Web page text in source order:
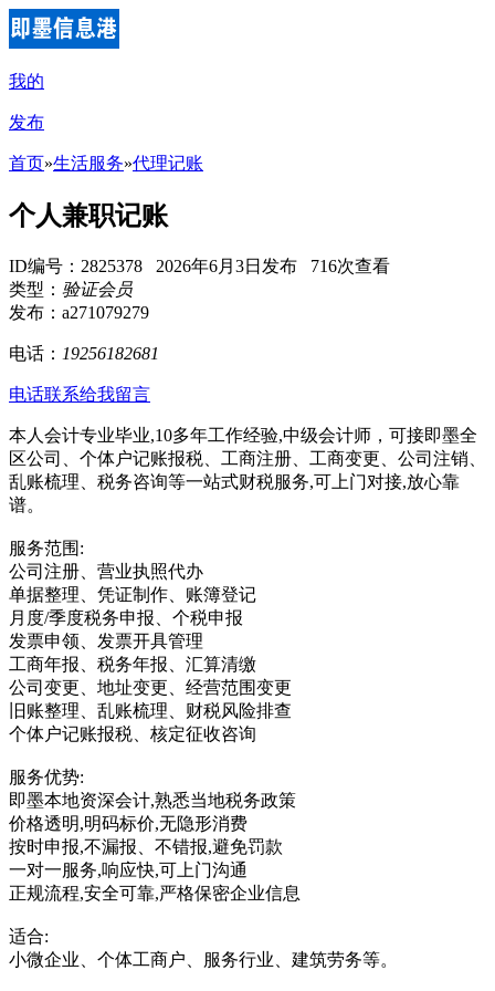
我的
发布
首页»生活服务»代理记账
个人兼职记账
ID编号：2825378 2026年6月3日发布 716次查看
类型： 验证会员
发布：a271079279
电话： 19256182681
电话联系给我留言
本人会计专业毕业,10多年工作经验,中级会计师，可接即墨全
区公司、个体户记账报税、工商注册、工商变更、公司注销、
乱账梳理、税务咨询等一站式财税服务,可上门对接,放心靠
谱。
服务范围:
公司注册、营业执照代办
单据整理、凭证制作、账簿登记
月度/季度税务申报、个税申报
发票申领、发票开具管理
工商年报、税务年报、汇算清缴
公司变更、地址变更、经营范围变更
旧账整理、乱账梳理、财税风险排查
个体户记账报税、核定征收咨询
服务优势:
即墨本地资深会计,熟悉当地税务政策
价格透明,明码标价,无隐形消费
按时申报,不漏报、不错报,避免罚款
一对一服务,响应快,可上门沟通
正规流程,安全可靠,严格保密企业信息
适合:
小微企业、个体工商户、服务行业、建筑劳务等。